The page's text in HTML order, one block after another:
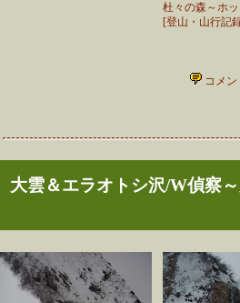
杜々の森～ホ
[登山・山行記
コメン
大雲＆エラオトシ沢/W偵察